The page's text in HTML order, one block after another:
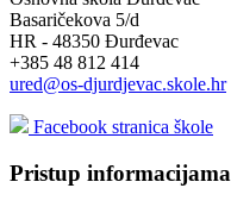
Basaričekova 5/d
HR - 48350 Đurđevac
+385 48 812 414
ured@os-djurdjevac.skole.hr
Facebook stranica škole
Pristup informacijama